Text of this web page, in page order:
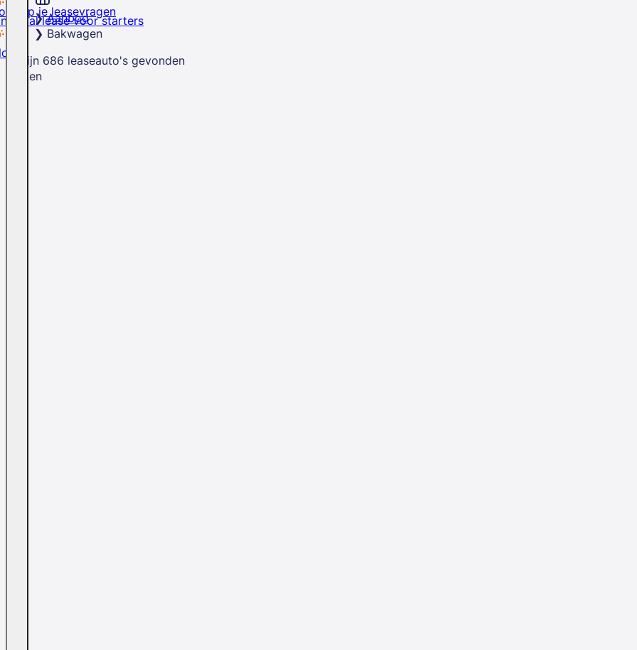
op je leasevragen
lease voor starters
Aanbod
Bakwagen
Er zijn 686 leaseauto's gevonden
Sluiten